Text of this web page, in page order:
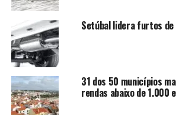
Setúbal lidera furtos
31 dos 50 municípios
rendas abaixo de 1.000